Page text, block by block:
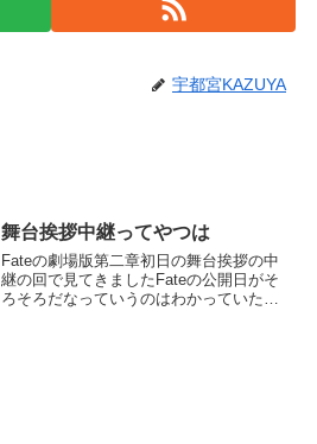
宇都宮KAZUYA
舞台挨拶中継ってやつは
Fateの劇場版第二章初日の舞台挨拶の中
継の回で見てきましたFateの公開日がそ
ろそろだなっていうのはわかっていたの